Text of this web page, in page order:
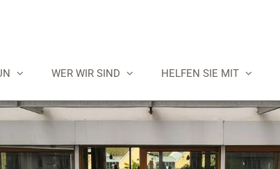
WER WIR SIND HELFEN SIE MIT